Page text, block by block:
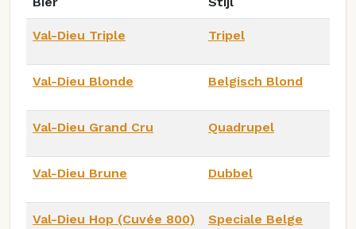
Val-Dieu Triple Tripel
Val-Dieu Blonde Belgisch Blond
Val-Dieu Grand Cru Quadrupel
Val-Dieu Brune Dubbel
Val-Dieu Hop (Cuvée 800) Speciale Belge